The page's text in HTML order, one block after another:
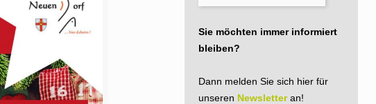
Sie möchten immer informiert
bleiben?
Dann melden Sie sich hier für
unseren Newsletteran!